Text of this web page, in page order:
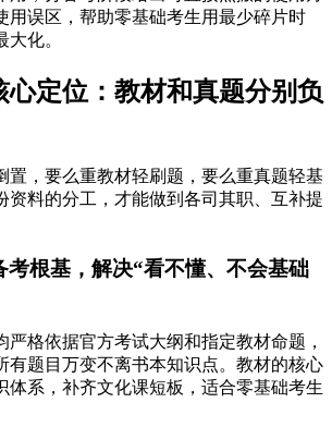
用误区，帮助零基础考生用最少碎片时
化。
心定位：教材和真题分别负
置，要么重教材轻刷题，要么重真题轻基
资料的分工，才能做到各司其职、互补提
考根基，解决“看不懂、不会基础
严格依据官方考试大纲和指定教材命题，
有题目万变不离书本知识点。教材的核心
体系，补齐文化课短板，适合零基础考生